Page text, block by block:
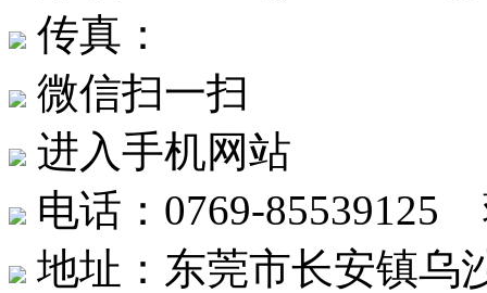
传真：
微信扫一扫
进入手机网站
电话：0769-85539125
地址：东莞市长安镇乌